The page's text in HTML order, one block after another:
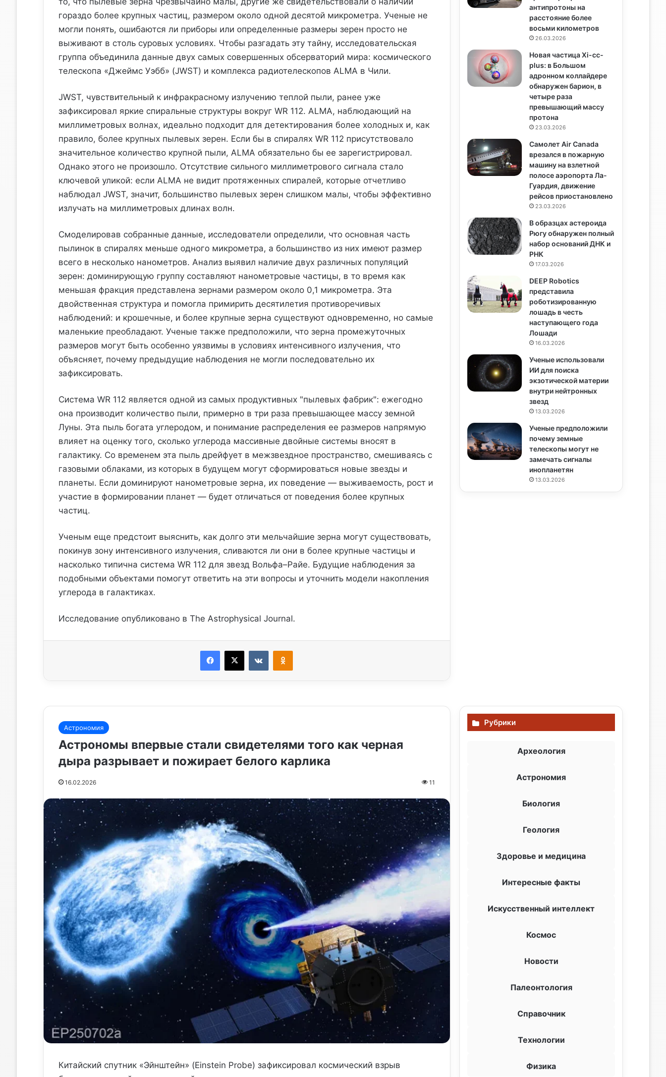
гораздо более крупных частиц, размером около одной десятой микрометра. Ученые не
могли понять, ошибаются ли приборы или определенные размеры зерен просто не
выживают в столь суровых условиях. Чтобы разгадать эту тайну, исследовательская
группа объединила данные двух самых совершенных обсерваторий мира: космического
телескопа «Джеймс Уэбб» (JWST) и комплекса радиотелескопов ALMA в Чили.
JWST, чувствительный к инфракрасному излучению теплой пыли, ранее уже
зафиксировал яркие спиральные структуры вокруг WR 112. ALMA, наблюдающий на
миллиметровых волнах, идеально подходит для детектирования более холодных и, как
правило, более крупных пылевых зерен. Если бы в спиралях WR 112 присутствовало
значительное количество крупной пыли, ALMA обязательно бы ее зарегистрировал.
Однако этого не произошло. Отсутствие сильного миллиметрового сигнала стало
ключевой уликой: если ALMA не видит протяженных спиралей, которые отчетливо
наблюдал JWST, значит, большинство пылевых зерен слишком малы, чтобы эффективно
излучать на миллиметровых длинах волн.
Смоделировав собранные данные, исследователи определили, что основная часть
пылинок в спиралях меньше одного микрометра, а большинство из них имеют размер
всего в несколько нанометров. Анализ выявил наличие двух различных популяций
зерен: доминирующую группу составляют нанометровые частицы, в то время как
меньшая фракция представлена зернами размером около 0,1 микрометра. Эта
двойственная структура и помогла примирить десятилетия противоречивых
наблюдений: и крошечные, и более крупные зерна существуют одновременно, но самые
маленькие преобладают. Ученые также предположили, что зерна промежуточных
размеров могут быть особенно уязвимы в условиях интенсивного излучения, что
объясняет, почему предыдущие наблюдения не могли последовательно их
зафиксировать.
Система WR 112 является одной из самых продуктивных "пылевых фабрик": ежегодно
она производит количество пыли, примерно в три раза превышающее массу земной
Луны. Эта пыль богата углеродом, и понимание распределения ее размеров напрямую
влияет на оценку того, сколько углерода массивные двойные системы вносят в
галактику. Со временем эта пыль дрейфует в межзвездное пространство, смешиваясь с
газовыми облаками, из которых в будущем могут сформироваться новые звезды и
планеты. Если доминируют нанометровые зерна, их поведение — выживаемость, рост и
участие в формировании планет — будет отличаться от поведения более крупных
частиц.
Ученым еще предстоит выяснить, как долго эти мельчайшие зерна могут существовать,
покинув зону интенсивного излучения, сливаются ли они в более крупные частицы и
насколько типична система WR 112 для звезд Вольфа–Райе. Будущие наблюдения за
подобными объектами помогут ответить на эти вопросы и уточнить модели накопления
углерода в галактиках.
Исследование опубликовано в The Astrophysical Journal.
Facebook
X VKontakteOdnoklassniki
антипротоны на
расстояние более
восьми километров
26.03.2026
Новая частица Xi-cc-
plus: в Большом
адронном коллайдере
обнаружен барион, в
четыре раза
превышающий массу
протона
23.03.2026
Самолет Air Canada
врезался в пожарную
машину на взлетной
полосе аэропорта Ла-
Гуардия, движение
рейсов приостановлено
23.03.2026
В образцах астероида
Рюгу обнаружен полный
набор оснований ДНК и
РНК
17.03.2026
DEEP Robotics
представила
роботизированную
лошадь в честь
наступающего года
Лошади
16.03.2026
Ученые использовали
ИИ для поиска
экзотической материи
внутри нейтронных
звезд
13.03.2026
Ученые предположили
почему земные
телескопы могут не
замечать сигналы
инопланетян
13.03.2026